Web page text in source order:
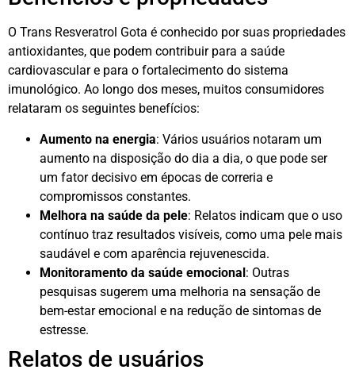
O Trans Resveratrol Gota é conhecido por suas propriedades
antioxidantes, que podem contribuir para a saúde
cardiovascular e para o fortalecimento do sistema
imunológico. Ao longo dos meses, muitos consumidores
relataram os seguintes benefícios:
Aumento na energia: Vários usuários notaram um
aumento na disposição do dia a dia, o que pode ser
um fator decisivo em épocas de correria e
compromissos constantes.
Melhora na saúde da pele: Relatos indicam que o uso
contínuo traz resultados visíveis, como uma pele mais
saudável e com aparência rejuvenescida.
Monitoramento da saúde emocional: Outras
pesquisas sugerem uma melhoria na sensação de
bem-estar emocional e na redução de sintomas de
estresse.
Relatos de usuários